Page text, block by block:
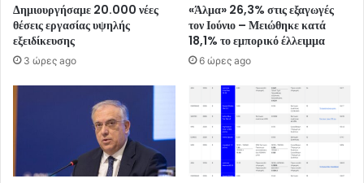
Δημιουργήσαμε 20.000 νέες
θέσεις εργασίας υψηλής
εξειδίκευσης
3 ώρες ago
«Άλμα» 26,3% στις εξαγωγές
τον Ιούνιο – Μειώθηκε κατά
18,1% το εμπορικό έλλειμμα
6 ώρες ago